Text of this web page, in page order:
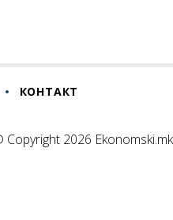
КОНТАКТ
Copyright 2026 Ekonomski.mk